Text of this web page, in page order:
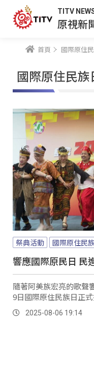
TITV
原視新
首頁 國際原住
國際原住民族
祭典活動 國際原住民
響應國際原民日 民
隨著阿美族宏亮的歌聲
9日國際原住民族日正式
2025-08-06 19:14